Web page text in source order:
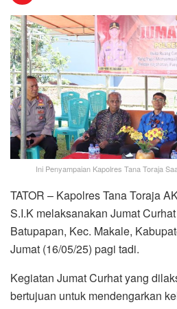
Ini Penyampaian Kapolres Tana Toraja
TATOR – Kapolres Tana Toraja
S.I.K melaksanakan Jumat
Batupapan, Kec. Makale,
Jumat (16/05/25) pagi tadi.
Kegiatan Jumat Curhat yang
bertujuan untuk mendengarkan